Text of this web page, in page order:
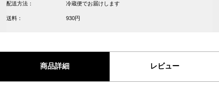
配送方法： 冷蔵便でお届けします
送料： 930円
商品詳細 レビュー